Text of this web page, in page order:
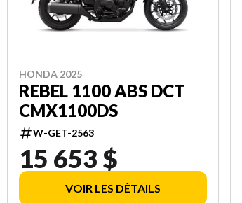
HONDA 2025
REBEL 1100 ABS DCT
CMX1100DS
W-GET-2563
15 653 $
VOIR LES DÉTAILS